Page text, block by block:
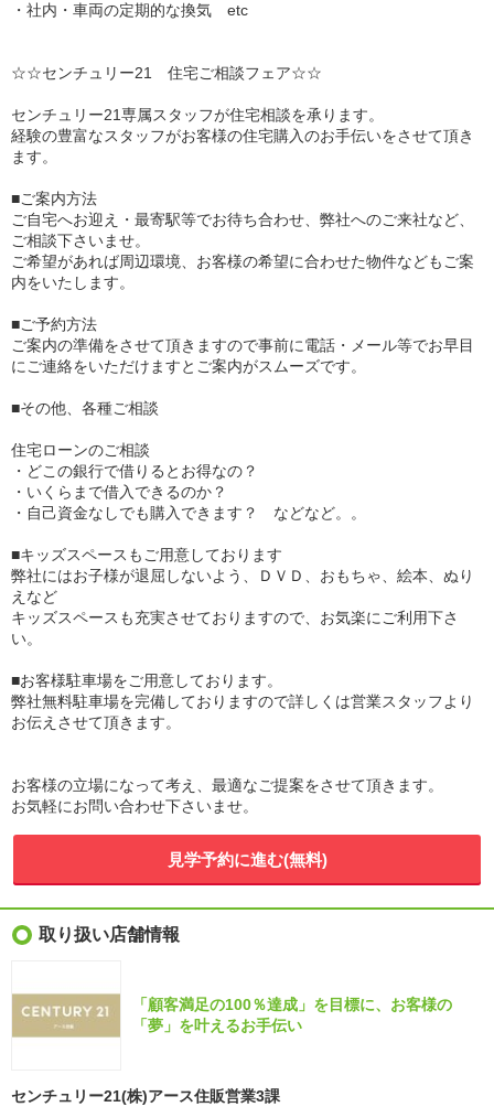
・社内・車両の定期的な換気 etc
☆☆センチュリー21 住宅ご相談フェア☆☆
センチュリー21専属スタッフが住宅相談を承ります。
経験の豊富なスタッフがお客様の住宅購入のお手伝いをさせて頂き
ます。
■ご案内方法
ご自宅へお迎え・最寄駅等でお待ち合わせ、弊社へのご来社など、
ご相談下さいませ。
ご希望があれば周辺環境、お客様の希望に合わせた物件などもご案
内をいたします。
■ご予約方法
ご案内の準備をさせて頂きますので事前に電話・メール等でお早目
にご連絡をいただけますとご案内がスムーズです。
■その他、各種ご相談
住宅ローンのご相談
・どこの銀行で借りるとお得なの？
・いくらまで借入できるのか？
・自己資金なしでも購入できます？ などなど。。
■キッズスペースもご用意しております
弊社にはお子様が退屈しないよう、ＤＶＤ、おもちゃ、絵本、ぬり
えなど
キッズスペースも充実させておりますので、お気楽にご利用下さ
い。
■お客様駐車場をご用意しております。
弊社無料駐車場を完備しておりますので詳しくは営業スタッフより
お伝えさせて頂きます。
お客様の立場になって考え、最適なご提案をさせて頂きます。
お気軽にお問い合わせ下さいませ。
見学予約に進む(無料)
取り扱い店舗情報
「顧客満足の100％達成」を目標に、お客様の
「夢」を叶えるお手伝い
センチュリー21(株)アース住販営業3課